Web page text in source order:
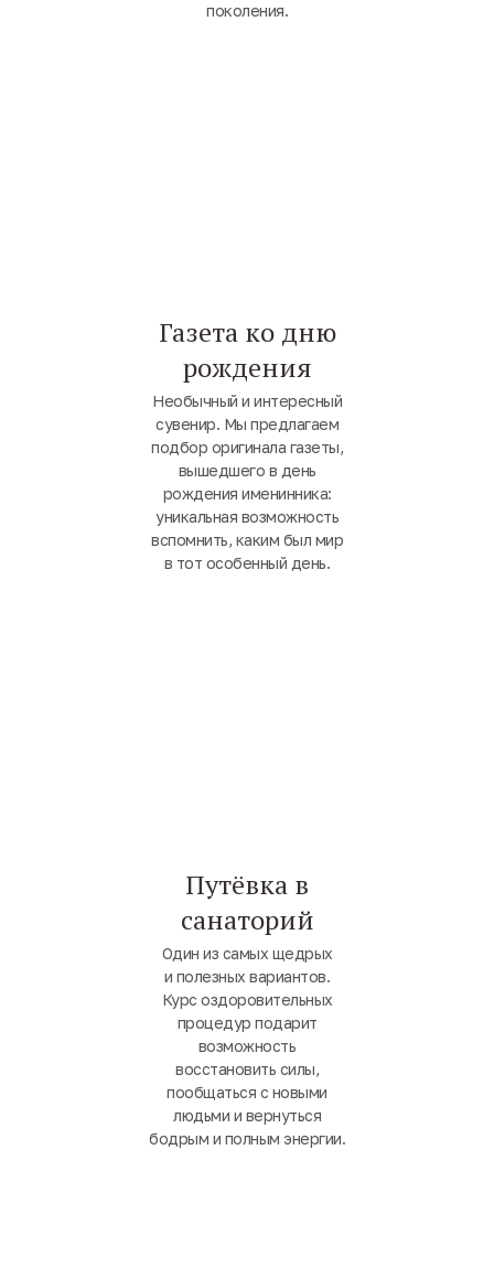
поколения.
Газета ко дню
рождения
Необычный и интересный
сувенир. Мы предлагаем
подбор оригинала газеты,
вышедшего в день
рождения именинника:
уникальная возможность
вспомнить, каким был мир
в тот особенный день.
Путёвка в
санаторий
Один из самых щедрых
и полезных вариантов.
Курс оздоровительных
процедур подарит
возможность
восстановить силы,
пообщаться с новыми
людьми и вернуться
бодрым и полным энергии.